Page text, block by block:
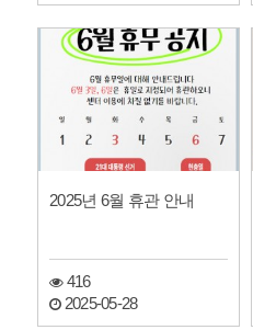
2025년 6월 휴관 안내
416
2025-05-28